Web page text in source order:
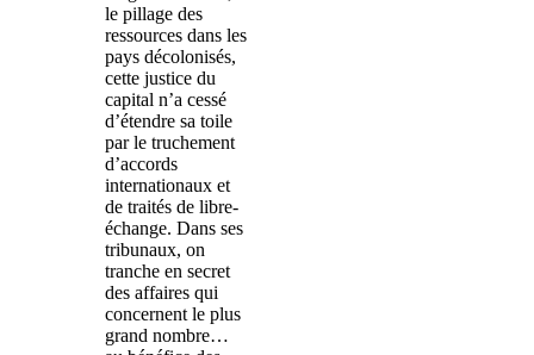
le pillage des
ressources dans les
pays décolonisés,
cette justice du
capital n’a cessé
d’étendre sa toile
par le truchement
d’accords
internationaux et
de traités de libre-
échange. Dans ses
tribunaux, on
tranche en secret
des affaires qui
concernent le plus
grand nombre…